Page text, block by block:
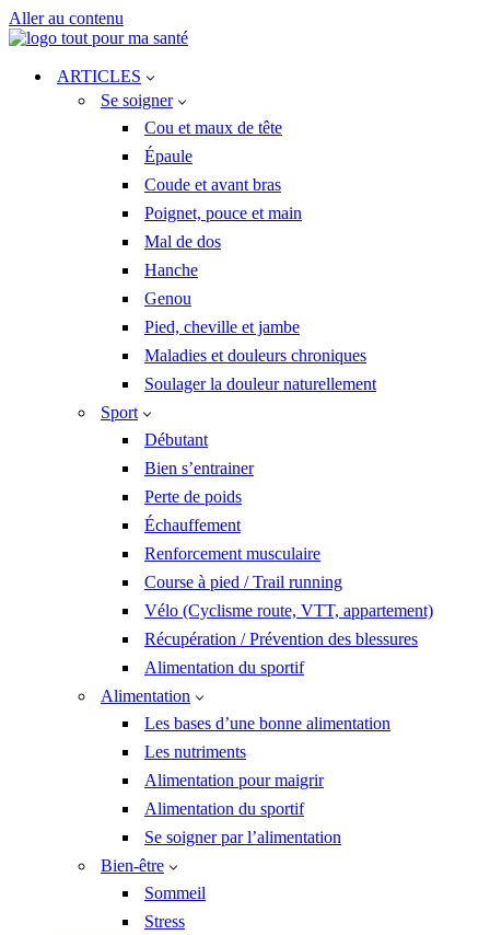
Aller au contenu
ARTICLES
Se soigner
Cou et maux de tête
Épaule
Coude et avant bras
Poignet, pouce et main
Mal de dos
Hanche
Genou
Pied, cheville et jambe
Maladies et douleurs chroniques
Soulager la douleur naturellement
Sport
Débutant
Bien s’entrainer
Perte de poids
Échauffement
Renforcement musculaire
Course à pied / Trail running
Vélo (Cyclisme route, VTT, appartement)
Récupération / Prévention des blessures
Alimentation du sportif
Alimentation
Les bases d’une bonne alimentation
Les nutriments
Alimentation pour maigrir
Alimentation du sportif
Se soigner par l’alimentation
Bien-être
Sommeil
Stress